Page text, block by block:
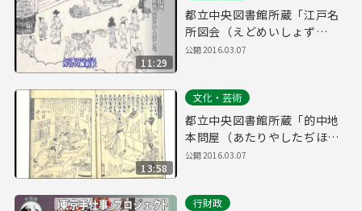
11:29
都立中央図書館所蔵「江戸名
所図会（えどめいしょず
え）」2
公開2016.03.07
13:58
文化・芸術
都立中央図書館所蔵「的中地
本問屋（あたりやしたぢほん
どいや）」
公開2016.03.07
行財政